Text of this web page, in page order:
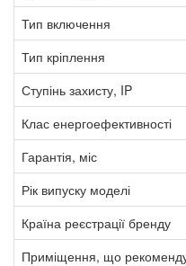
Тип включення
Тип кріплення
Ступінь захисту, IP
Клас енергоефективності
Гарантія, міс
Рік випуску моделі
Країна реєстрації бренду
Приміщення, що